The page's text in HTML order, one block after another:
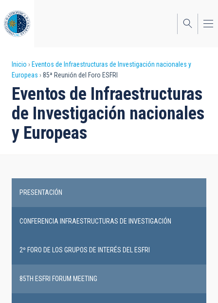
al
contenido
principal
Sobrescribir
enlaces
de
ayuda
a
Inicio
Eventos de Infraestructuras de Investigación nacionales y
Europeas
85ª Reunión del Foro ESFRI
Eventos de Infraestructuras
de Investigación nacionales
y Europeas
infrastructures
PRESENTACIÓN
CONFERENCIA INFRAESTRUCTURAS DE INVESTIGACIÓN
2º FORO DE LOS GRUPOS DE INTERÉS DEL ESFRI
85TH ESFRI FORUM MEETING